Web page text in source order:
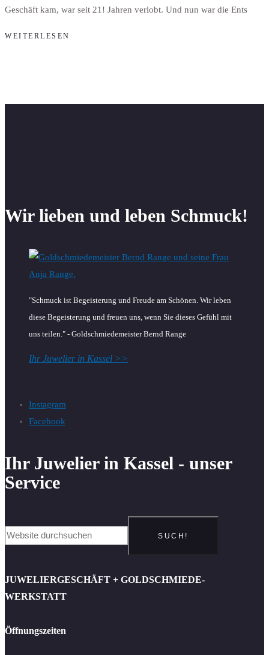
Geschäft kam, war seit 21! Jahren verlobt. Und nun war die Ents
WEITERLESEN
Wir lieben und leben Schmuck!
"Schmuck ist Begeisterung und Freude am Schönen. Wir leben
diese Begeisterung und freuen uns, wenn Sie dieses Gefühl mit
uns teilen." - Goldschmiedemeister Bernd Range
Ihr Juwelier in Kassel >>
Instagram
Facebook
Ihr Juwelier in Kassel - unser
Service
SUCH!
JUWELIERGESCHÄFT + GOLDSCHMIEDE-
WERKSTATT
Öffnungszeiten